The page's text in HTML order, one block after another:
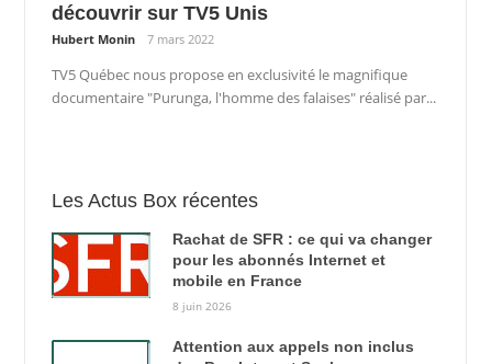
découvrir sur TV5 Unis
Hubert Monin 7 mars 2022
TV5 Québec nous propose en exclusivité le magnifique
documentaire "Purunga, l'homme des falaises" réalisé par...
Les Actus Box récentes
Rachat de SFR : ce qui va changer
pour les abonnés Internet et
mobile en France
8 juin 2026
Attention aux appels non inclus